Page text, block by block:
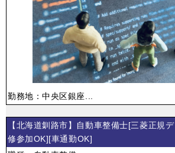
勤務地：中央区銀座...
【北海道釧路市】自動車整備士[三菱正規
修参加OK][車通勤OK]